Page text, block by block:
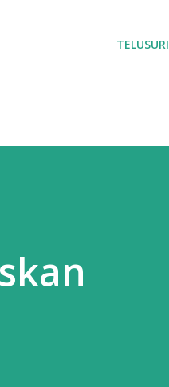
TELUSURI